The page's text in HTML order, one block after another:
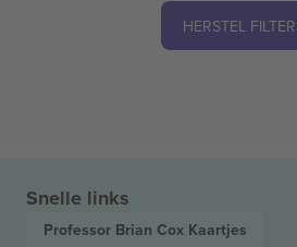
HERSTEL
Snelle links
Professor Brian Cox Kaartjes